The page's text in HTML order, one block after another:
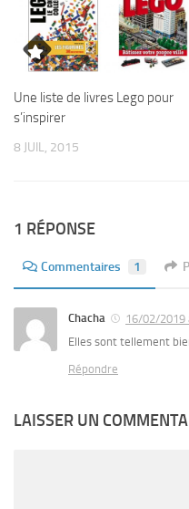
Une liste de livres Lego pour
s’inspirer
8 JUIL, 2015
1 RÉPONSE
Commentaires 1
Chacha
16/02/2019
Elles sont tellement
Répondre
LAISSER UN